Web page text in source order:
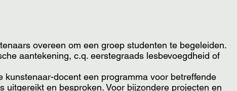
overeen om een groep studenten te begeleiden.
aantekening, c.q. eerstegraads lesbevoegdheid of
docent een programma voor betreffende
en besproken. Voor bijzondere projecten en